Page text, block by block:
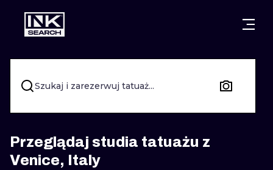
MIASTA GDAŃSK
WARSZAWA POZNAŃ
KRAKÓW KATOWICE
WROCŁAW ŁÓDŹ
BERLIN
STYLE
KALIGRAFIA
NEW
Szukaj i zarezerwuj tatuaż...
Przeglądaj studia tatuażu z
Venice, Italy